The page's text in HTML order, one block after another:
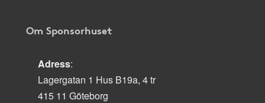
Om Sponsorhuset
Adress:
Lagergatan 1 Hus B19a, 4 tr
415 11 Göteborg